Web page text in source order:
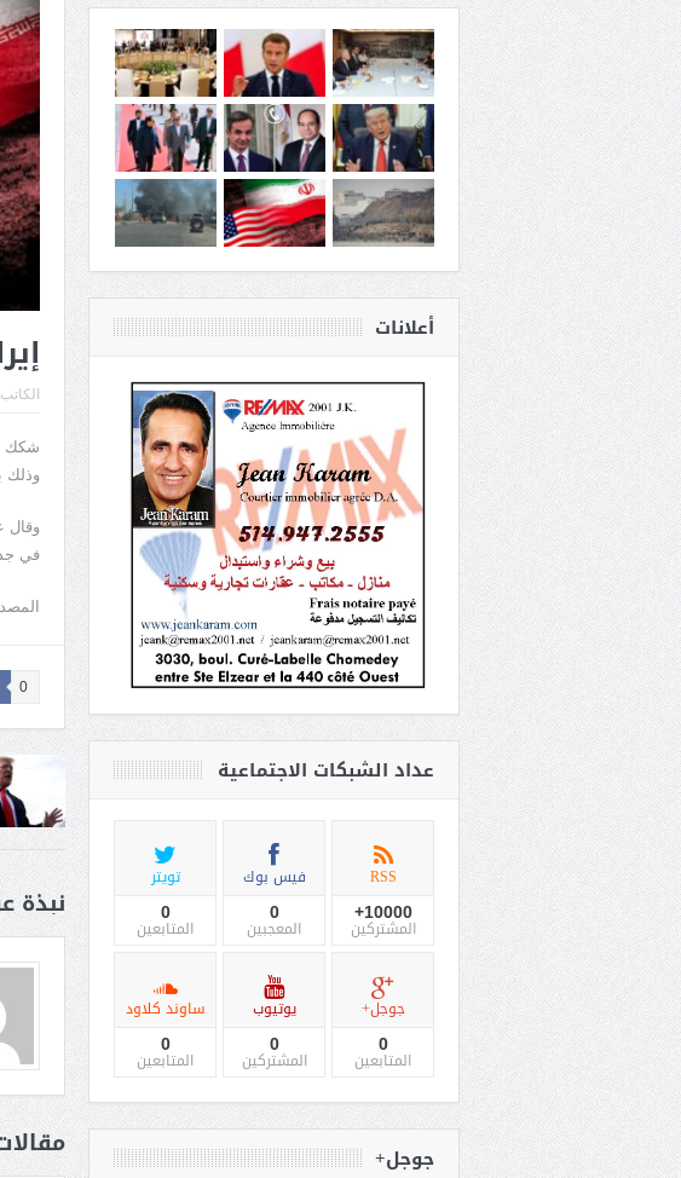
شكك
وذلك
وقال
⁠في
0
نبذة
أعلانات
عداد الشبكات الاجتماعية
RSS
10000+
المشتركين
فيس بوك
0
المعجبين
تويتر
0
المتابعين
جوجل+
0
المتابعين
يوتيوب
0
المشتركين
ساوند كلاود
0
المتابعين
جوجل+